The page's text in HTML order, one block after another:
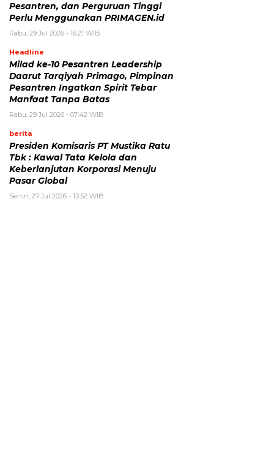
Pesantren, dan Perguruan Tinggi
Perlu Menggunakan PRIMAGEN.id
Rabu, 29 Jul 2026 - 16:21 WIB
Headline
Milad ke-10 Pesantren Leadership
Daarut Tarqiyah Primago, Pimpinan
Pesantren Ingatkan Spirit Tebar
Manfaat Tanpa Batas
Rabu, 29 Jul 2026 - 07:42 WIB
berita
Presiden Komisaris PT Mustika Ratu
Tbk : Kawal Tata Kelola dan
Keberlanjutan Korporasi Menuju
Pasar Global
Senin, 27 Jul 2026 - 13:52 WIB